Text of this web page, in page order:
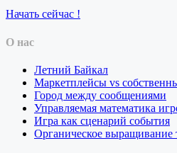
Начать сейчас !
О нас
Летний Байкал
Маркетплейсы vs
Город между сообщениями
Управляемая математика
Игра как сценарий события
Органическое